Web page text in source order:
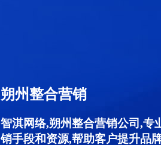
朔州整合营销
智淇网络,朔州整合营销公司,专
销手段和资源,帮助客户提升品